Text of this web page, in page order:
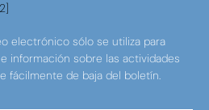
electrónico sólo se utiliza para
información sobre las actividades
fácilmente de baja del boletín.